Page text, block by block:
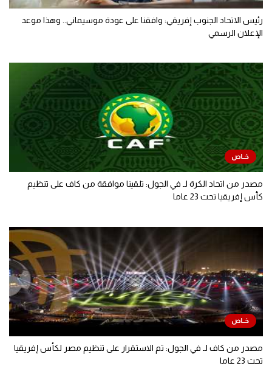
رئيس الاتحاد الجنوب إفريقي: وافقنا على عودة موسيماني.. وهذا موعد
الإعلان الرسمي
مصدر من اتحاد الكرة لـ في الجول: تلقينا موافقة من كاف على تنظيم
كأس إفريقيا تحت 23 عاما
مصدر من كاف لـ في الجول: تم الاستقرار على تنظيم مصر لكأس إفريقيا
تحت 23 عاما